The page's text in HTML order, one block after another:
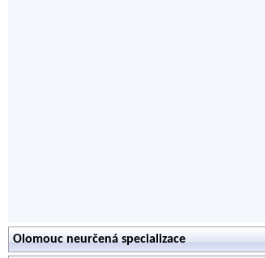
Olomouc neurčená specializace